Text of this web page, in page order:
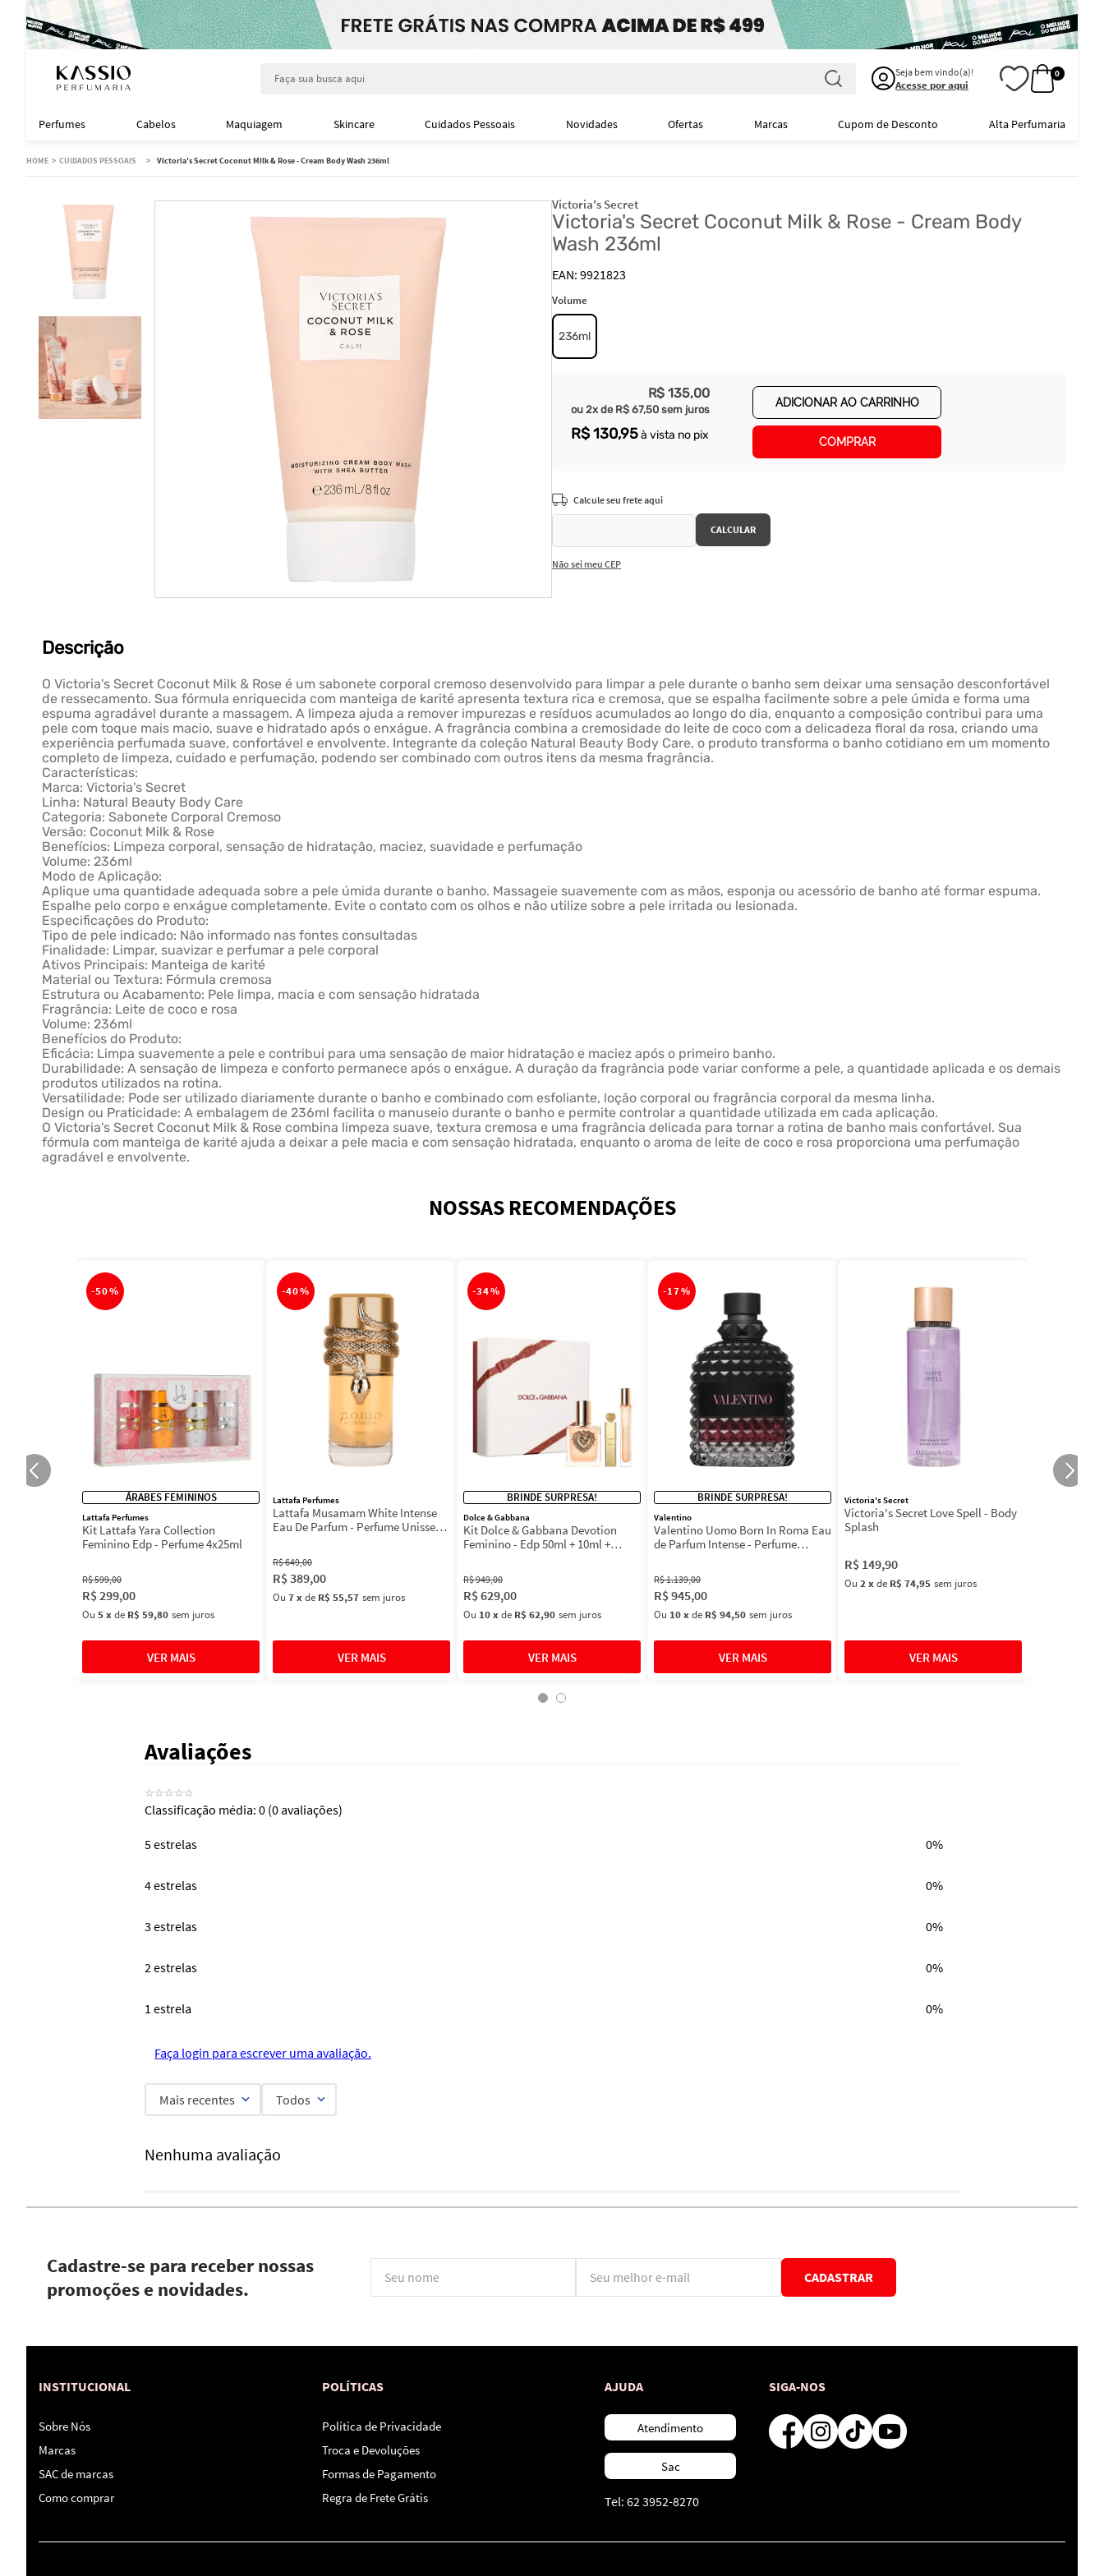
Seja bem vindo(a)!
Acesse por aqui
0
Perfumes Cabelos Maquiagem Skincare Cuidados Pessoais Novidades Ofertas Marcas Cupom de Desconto Alta Perfumaria
CUIDADOS PESSOAIS Victoria's Secret Coconut Milk & Rose - Cream Body Wash 236ml
Victoria's Secret
Victoria's Secret Coconut Milk & Rose - Cream Body
Wash 236ml
9921823
Volume
236ml
R$ 135,00
ou 2x de R$ 67,50 sem juros
R$130,95à vista no pix
ADICIONAR AO CARRINHO
COMPRAR
Não sei meu CEP
Descrição
O Victoria's Secret Coconut Milk & Rose é um sabonete corporal cremoso desenvolvido para limpar a pele durante o banho sem deixar uma sensação desconfortável
de ressecamento. Sua fórmula enriquecida com manteiga de karité apresenta textura rica e cremosa, que se espalha facilmente sobre a pele úmida e forma uma
espuma agradável durante a massagem. A limpeza ajuda a remover impurezas e resíduos acumulados ao longo do dia, enquanto a composição contribui para uma
pele com toque mais macio, suave e hidratado após o enxágue. A fragrância combina a cremosidade do leite de coco com a delicadeza floral da rosa, criando uma
experiência perfumada suave, confortável e envolvente. Integrante da coleção Natural Beauty Body Care, o produto transforma o banho cotidiano em um momento
completo de limpeza, cuidado e perfumação, podendo ser combinado com outros itens da mesma fragrância.
Características:
Marca: Victoria's Secret
Linha: Natural Beauty Body Care
Categoria: Sabonete Corporal Cremoso
Versão: Coconut Milk & Rose
Benefícios: Limpeza corporal, sensação de hidratação, maciez, suavidade e perfumação
Volume: 236ml
Modo de Aplicação:
Aplique uma quantidade adequada sobre a pele úmida durante o banho. Massageie suavemente com as mãos, esponja ou acessório de banho até formar espuma.
Espalhe pelo corpo e enxágue completamente. Evite o contato com os olhos e não utilize sobre a pele irritada ou lesionada.
Especificações do Produto:
Tipo de pele indicado: Não informado nas fontes consultadas
Finalidade: Limpar, suavizar e perfumar a pele corporal
Ativos Principais: Manteiga de karité
Material ou Textura: Fórmula cremosa
Estrutura ou Acabamento: Pele limpa, macia e com sensação hidratada
Fragrância: Leite de coco e rosa
Volume: 236ml
Benefícios do Produto:
Eficácia: Limpa suavemente a pele e contribui para uma sensação de maior hidratação e maciez após o primeiro banho.
Durabilidade: A sensação de limpeza e conforto permanece após o enxágue. A duração da fragrância pode variar conforme a pele, a quantidade aplicada e os demais
produtos utilizados na rotina.
Versatilidade: Pode ser utilizado diariamente durante o banho e combinado com esfoliante, loção corporal ou fragrância corporal da mesma linha.
Design ou Praticidade: A embalagem de 236ml facilita o manuseio durante o banho e permite controlar a quantidade utilizada em cada aplicação.
O Victoria's Secret Coconut Milk & Rose combina limpeza suave, textura cremosa e uma fragrância delicada para tornar a rotina de banho mais confortável. Sua
fórmula com manteiga de karité ajuda a deixar a pele macia e com sensação hidratada, enquanto o aroma de leite de coco e rosa proporciona uma perfumação
agradável e envolvente.
NOSSAS RECOMENDAÇÕES
-50%
ÁRABES FEMININOS
Lattafa Perfumes
Kit Lattafa Yara Collection
Feminino Edp - Perfume 4x25ml
R$599,00
R$299,00
Ou 5xde R$ 59,80 sem juros
-40%
Lattafa Perfumes
Lattafa Musamam White Intense
Eau De Parfum - Perfume Unissex
R$649,00
R$389,00
Ou 7xde R$ 55,57 sem juros
-34%
BRINDE SURPRESA!
Dolce & Gabbana
Kit Dolce & Gabbana Devotion
Feminino - Edp 50ml + 10ml +
R$949,00
R$629,00
Ou 10xde R$ 62,90 sem juros
-17%
BRINDE SURPRESA!
Valentino
Valentino Uomo Born In Roma Eau
de Parfum Intense - Perfume
R$1.139,00
R$945,00
Ou 10xde R$ 94,50 sem juros
Victoria's Secret
Victoria's Secret Love Spell - Body
Splash
R$ 149,90
Ou 2xde R$ 74,95 sem juros
Avaliações
☆☆☆☆☆
Classificação média: 0 (0 avaliações)
5 estrelas 0%
4 estrelas 0%
3 estrelas 0%
2 estrelas 0%
1 estrela 0%
Faça login para escrever uma avaliação.
Mais recentes Todos
Nenhuma avaliação
Cadastre-se para receber nossas
promoções e novidades.
CADASTRAR
INSTITUCIONAL
Sobre Nós
Marcas
SAC de marcas
Como comprar
POLÍTICAS
Política de Privacidade
Troca e Devoluções
Formas de Pagamento
Regra de Frete Grátis
AJUDA
Atendimento
Sac
Tel: 62 3952-8270
SIGA-NOS